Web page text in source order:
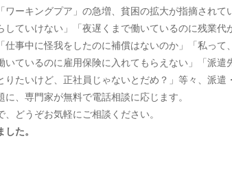
ーキングプア」の急増、貧困の拡大が指摘されて
していけない」「夜遅くまで働いているのに残業
仕事中に怪我をしたのに補償はないのか」「私っ
いているのに雇用保険に入れてもらえない」「派
りたいけど、正社員じゃないとだめ？」等々、派
に、専門家が無料で電話相談に応じます。
どうぞお気軽にご相談ください。
た。